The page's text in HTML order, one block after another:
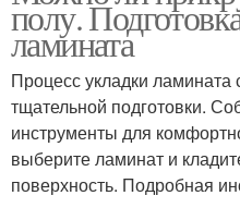
полу.
ламината
Процесс укладки ламината
тщательной подготовки.
инструменты для
выберите ламинат и
поверхность. Подробная